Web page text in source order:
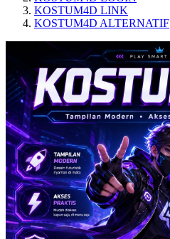
KOSTUM4D LINK
KOSTUM4D ALTERNATIF